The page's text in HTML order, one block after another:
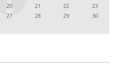
20 21 22
23
27 28 29
30